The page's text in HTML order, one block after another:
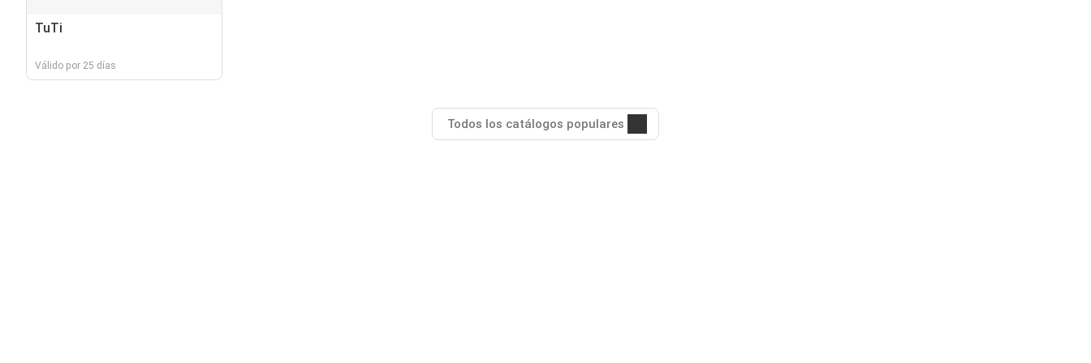
TuTi
Válido por 25 días
Todos los catálogos populares